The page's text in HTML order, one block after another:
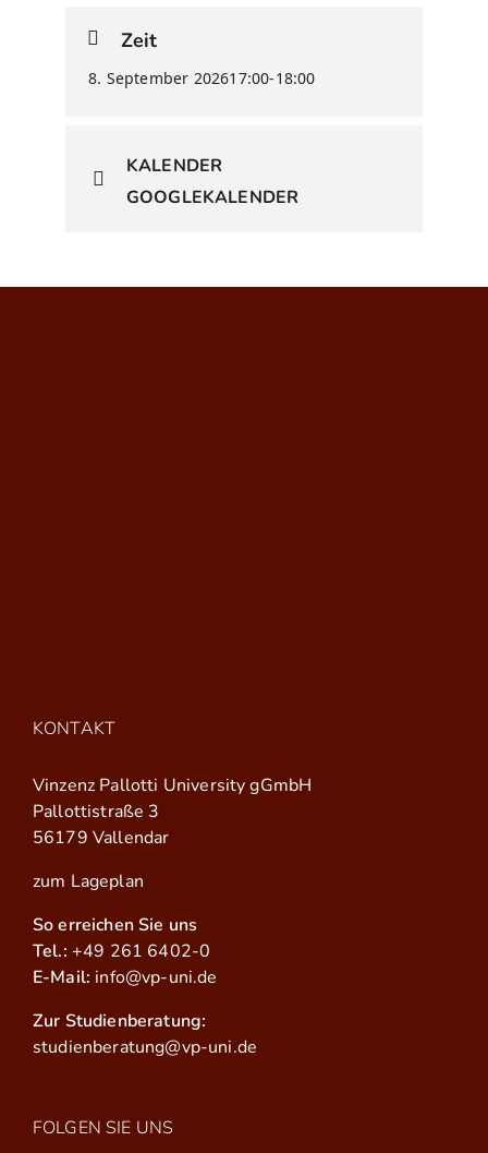
Zeit
8. September 202617:00-18:00
KALENDER
GOOGLEKALENDER
KONTAKT
Vinzenz Pallotti University gGmbH
Pallottistraße 3
56179 Vallendar
zum Lageplan
So erreichen Sie uns
Tel.: +49 261 6402-0
E-Mail: info@vp-uni.de
Zur Studienberatung:
studienberatung@vp-uni.de
FOLGEN SIE UNS